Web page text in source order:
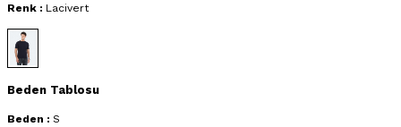
Renk : Lacivert
Beden Tablosu
Beden : S